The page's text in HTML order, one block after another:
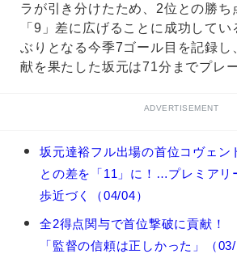
ラが引き分けたため、2位との勝ち
「9」差に広げることに成功して
ぶりとなる今季7ゴール目を記録し
献を果たした坂元は71分までプレー
ADVERTISEMENT
坂
関
坂元達裕フル出場の首位コヴェン
との差を「11」に！…プレミアリ
歩近づく（04/04）
全2得点関与で首位撃破に貢献！
「監督の信頼は正しかった」（03/